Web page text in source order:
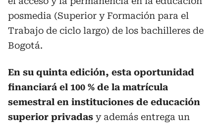
posmedia (Superior y Formación para el
Trabajo de ciclo largo) de los bachilleres de
Bogotá.
En su quinta edición, esta oportunidad
financiará el 100 % de la matrícula
semestral en instituciones de educación
superior privadas y además entrega un